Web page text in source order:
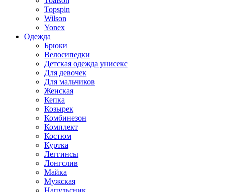
Topspin
Wilson
Yonex
Одежда
Брюки
Велосипедки
Детская одежда унисекс
Для девочек
Для мальчиков
Женская
Кепка
Козырек
Комбинезон
Комплект
Костюм
Куртка
Леггинсы
Лонгслив
Майка
Мужская
Напульсник